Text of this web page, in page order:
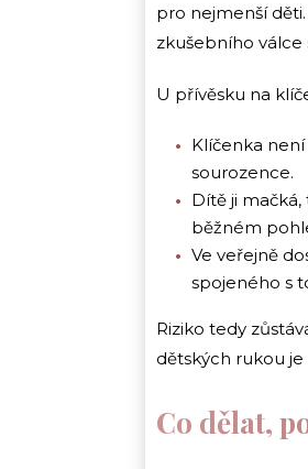
pro nejmenší
zkušebního
U přívěsku na
Klíčenka
sourozence.
Dítě ji
běžném
Ve veřejně
spojeného s
Riziko tedy
dětských rukou
Co dělat,